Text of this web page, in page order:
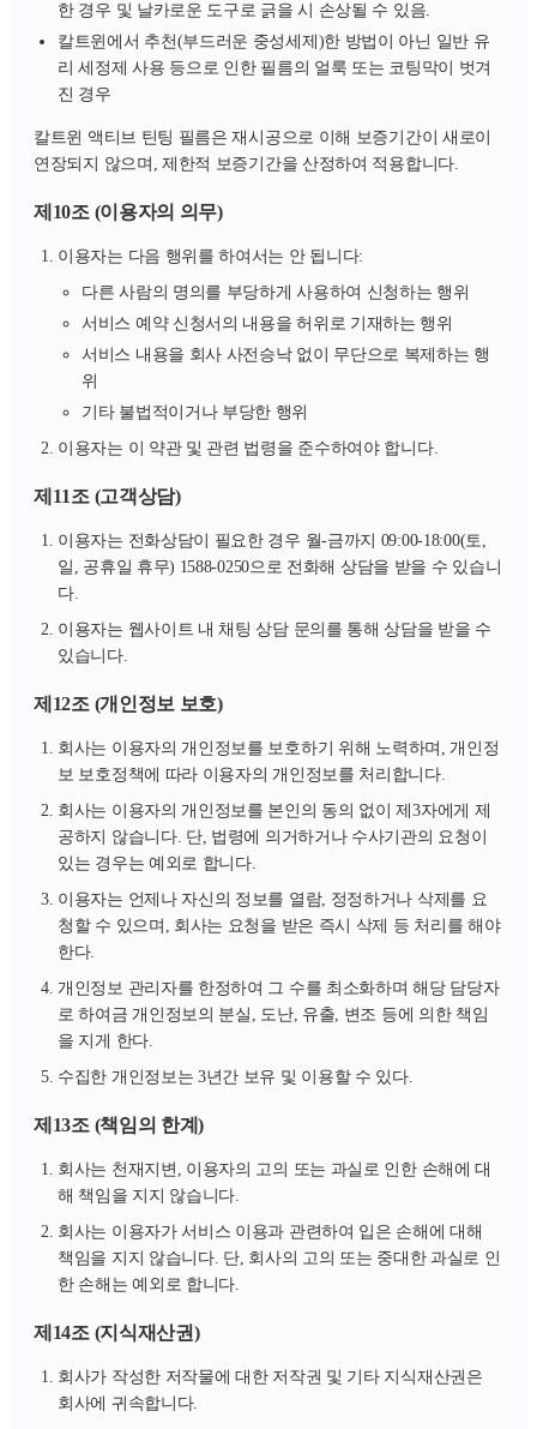
한 경우 및 날카로운 도구로 긁을 시 손상될 수 있음.
칼트윈에서 추천(부드러운 중성세제)한 방법이 아닌 일반 유
리 세정제 사용 등으로 인한 필름의 얼룩 또는 코팅막이 벗겨
진 경우
칼트윈 액티브 틴팅 필름은 재시공으로 이해 보증기간이 새로이
연장되지 않으며, 제한적 보증기간을 산정하여 적용합니다.
제10조 (이용자의 의무)
이용자는 다음 행위를 하여서는 안 됩니다:
다른 사람의 명의를 부당하게 사용하여 신청하는 행위
서비스 예약 신청서의 내용을 허위로 기재하는 행위
서비스 내용을 회사 사전승낙 없이 무단으로 복제하는 행
위
기타 불법적이거나 부당한 행위
이용자는 이 약관 및 관련 법령을 준수하여야 합니다.
제11조 (고객상담)
이용자는 전화상담이 필요한 경우 월-금까지 09:00-18:00(토,
일, 공휴일 휴무) 1588-0250으로 전화해 상담을 받을 수 있습니
다.
이용자는 웹사이트 내 채팅 상담 문의를 통해 상담을 받을 수
있습니다.
제12조 (개인정보 보호)
회사는 이용자의 개인정보를 보호하기 위해 노력하며, 개인정
보 보호정책에 따라 이용자의 개인정보를 처리합니다.
회사는 이용자의 개인정보를 본인의 동의 없이 제3자에게 제
공하지 않습니다. 단, 법령에 의거하거나 수사기관의 요청이
있는 경우는 예외로 합니다.
이용자는 언제나 자신의 정보를 열람, 정정하거나 삭제를 요
청할 수 있으며, 회사는 요청을 받은 즉시 삭제 등 처리를 해야
한다.
개인정보 관리자를 한정하여 그 수를 최소화하며 해당 담당자
로 하여금 개인정보의 분실, 도난, 유출, 변조 등에 의한 책임
을 지게 한다.
수집한 개인정보는 3년간 보유 및 이용할 수 있다.
제13조 (책임의 한계)
회사는 천재지변, 이용자의 고의 또는 과실로 인한 손해에 대
해 책임을 지지 않습니다.
회사는 이용자가 서비스 이용과 관련하여 입은 손해에 대해
책임을 지지 않습니다. 단, 회사의 고의 또는 중대한 과실로 인
한 손해는 예외로 합니다.
제14조 (지식재산권)
회사가 작성한 저작물에 대한 저작권 및 기타 지식재산권은
회사에 귀속합니다.